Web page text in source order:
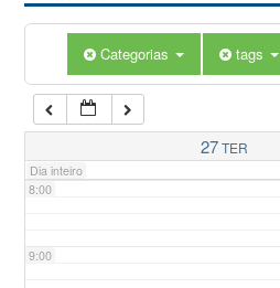
Categorias tags
27TER
Dia inteiro
7:00
8:00
9:00